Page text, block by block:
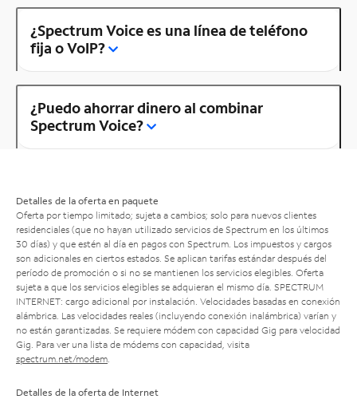
¿Spectrum Voice es una línea de teléfono
fija o VoIP?
¿Puedo ahorrar dinero al combinar
Spectrum Voice?
Detalles de la oferta en paquete
Oferta por tiempo limitado; sujeta a cambios; solo para nuevos clientes
residenciales (que no hayan utilizado servicios de Spectrum en los últimos
30 días) y que estén al día en pagos con Spectrum. Los impuestos y cargos
son adicionales en ciertos estados. Se aplican tarifas estándar después del
período de promoción o si no se mantienen los servicios elegibles. Oferta
sujeta a que los servicios elegibles se adquieran el mismo día. SPECTRUM
INTERNET: cargo adicional por instalación. Velocidades basadas en conexión
alámbrica. Las velocidades reales (incluyendo conexión inalámbrica) varían y
no están garantizadas. Se requiere módem con capacidad Gig para velocidad
Gig. Para ver una lista de módems con capacidad, visita
spectrum.net/modem
Detalles de la oferta de Internet